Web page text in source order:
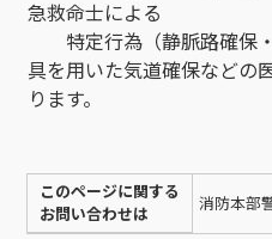
急救命士による
特定行為（静脈路確保・
具を用いた気道確保などの
ります。
このページに関する
お問い合わせは
消防本部